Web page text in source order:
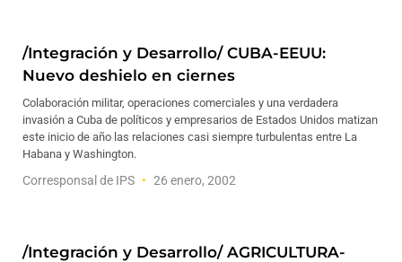
/Integración y Desarrollo/ CUBA-EEUU:
Nuevo deshielo en ciernes
Colaboración militar, operaciones comerciales y una verdadera
invasión a Cuba de políticos y empresarios de Estados Unidos matizan
este inicio de año las relaciones casi siempre turbulentas entre La
Habana y Washington.
Corresponsal de IPS 26 enero, 2002
/Integración y Desarrollo/ AGRICULTURA-